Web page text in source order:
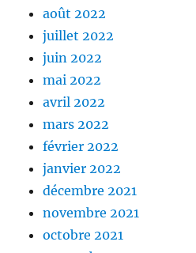
août 2022
juillet 2022
juin 2022
mai 2022
avril 2022
mars 2022
février 2022
janvier 2022
décembre 2021
novembre 2021
octobre 2021